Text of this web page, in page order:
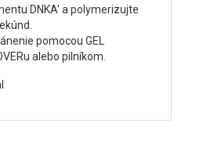
DNKA' a polymerizujte
pomocou GEL
alebo pilníkom.